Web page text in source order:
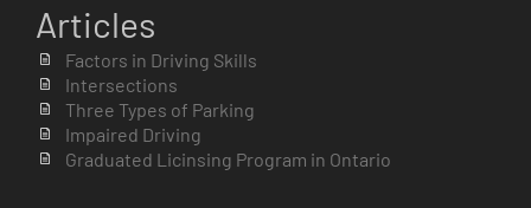
Articles
Factors in Driving Skills
Intersections
Three Types of Parking
Impaired Driving
Graduated Licinsing Program in Ontario